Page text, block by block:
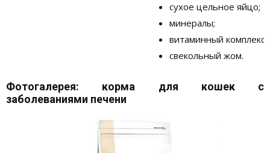
сухое цельное яйцо;
минералы;
витаминный комплекс;
свекольный жом.
Фотогалерея: корма для кошек с
заболеваниями печени